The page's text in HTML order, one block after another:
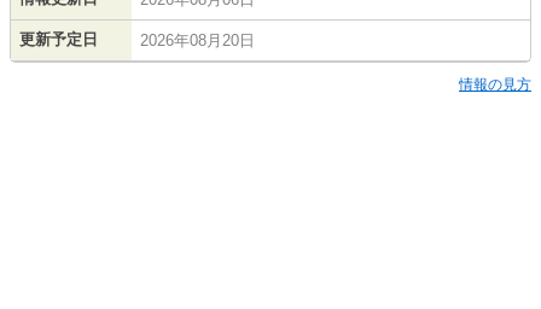
更新予定日 2026年08月20日
情報の見方